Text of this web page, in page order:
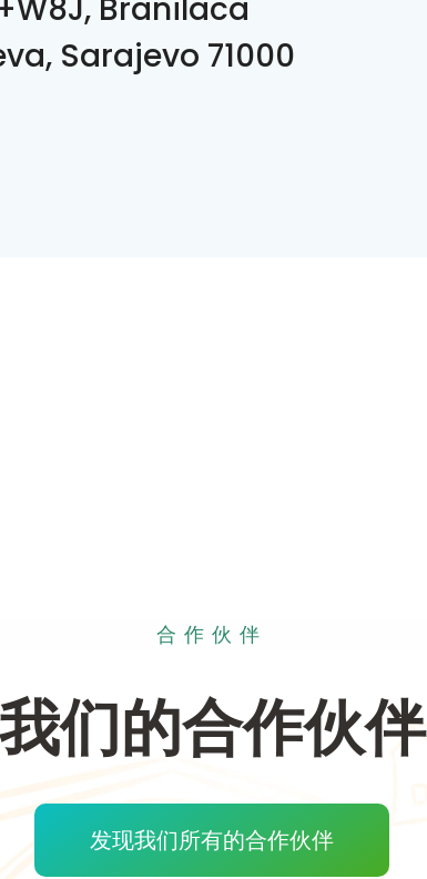
Branilaca
Sarajevo 71000
合作伙伴
们的合作伙伴
发现我们所有的合作伙伴